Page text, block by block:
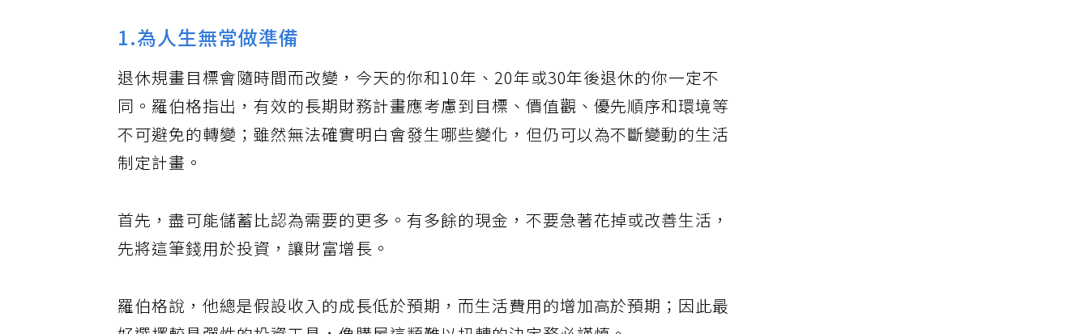
1.為人生無常做準備
退休規畫目標會隨時間而改變，今天的你和10年、20年或30年後退休的你一定不
同。羅伯格指出，有效的長期財務計畫應考慮到目標、價值觀、優先順序和環境等
不可避免的轉變；雖然無法確實明白會發生哪些變化，但仍可以為不斷變動的生活
制定計畫。
首先，盡可能儲蓄比認為需要的更多。有多餘的現金，不要急著花掉或改善生活，
先將這筆錢用於投資，讓財富增長。
羅伯格說，他總是假設收入的成長低於預期，而生活費用的增加高於預期；因此最